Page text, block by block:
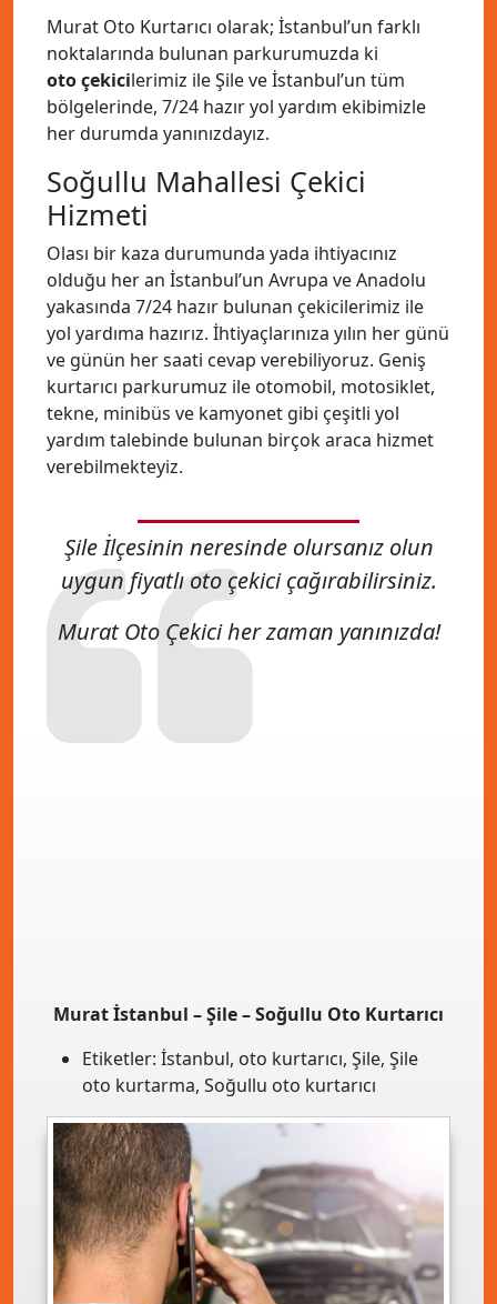
Murat Oto Kurtarıcı olarak; İstanbul’un farklı
noktalarında bulunan parkurumuzda ki
oto çekicilerimiz ile Şile ve İstanbul’un tüm
bölgelerinde, 7/24 hazır yol yardım ekibimizle
her durumda yanınızdayız.
Soğullu Mahallesi Çekici
Hizmeti
Olası bir kaza durumunda yada ihtiyacınız
olduğu her an İstanbul’un Avrupa ve Anadolu
yakasında 7/24 hazır bulunan çekicilerimiz ile
yol yardıma hazırız. İhtiyaçlarınıza yılın her günü
ve günün her saati cevap verebiliyoruz. Geniş
kurtarıcı parkurumuz ile otomobil, motosiklet,
tekne, minibüs ve kamyonet gibi çeşitli yol
yardım talebinde bulunan birçok araca hizmet
verebilmekteyiz.
Şile İlçesinin neresinde olursanız olun
uygun fiyatlı oto çekici çağırabilirsiniz.
Murat Oto Çekici her zaman yanınızda!
Murat İstanbul – Şile – Soğullu Oto Kurtarıcı
Etiketler: İstanbul, oto kurtarıcı, Şile, Şile
oto kurtarma, Soğullu oto kurtarıcı